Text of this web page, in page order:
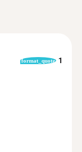
format_quote 1